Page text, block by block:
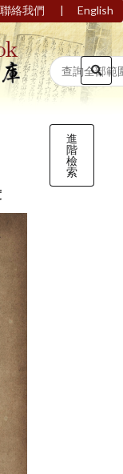
聯絡我們 | English
進
階
檢
索